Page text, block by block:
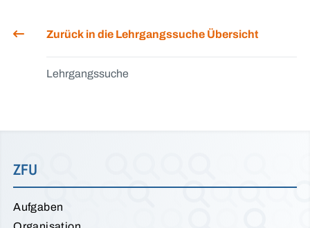
Zurück in die Lehrgangssuche Übersicht
Lehrgangssuche
ZFU
Aufgaben